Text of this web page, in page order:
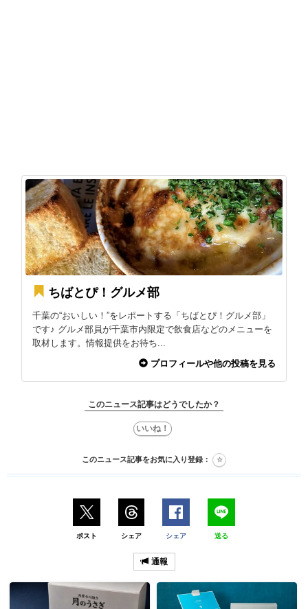
ちばとぴ！グルメ部
千葉の“おいしい！”をレポートする「ちばとぴ！グルメ部」
です♪ グルメ部員が千葉市内限定で飲食店などのメニューを
取材します。情報提供をお待ち...
プロフィールや他の投稿を見る
このニュース記事はどうでしたか？
このニュース記事をお気に入り登録：
ポスト シェア シェア 送る
通報